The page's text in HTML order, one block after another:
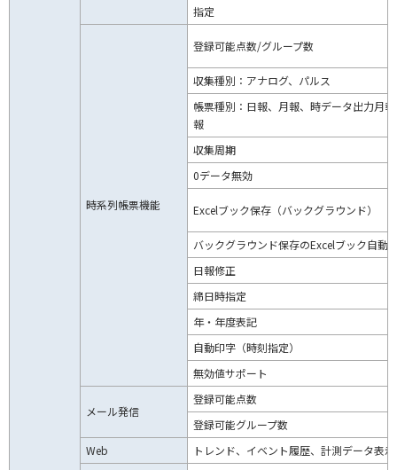
指定
時系列帳票機能
登録可能点数/グループ数
収集種別：アナログ、パルス
帳票種別：日報、月報、時データ出力月
報
収集周期
0データ無効
Excelブック保存（バックグラウンド）
バックグラウンド保存のExcelブック自動
日報修正
締日時指定
年・年度表記
自動印字（時刻指定）
無効値サポート
メール発信
登録可能点数
登録可能グループ数
Web
トレンド、イベント履歴、計測データ表